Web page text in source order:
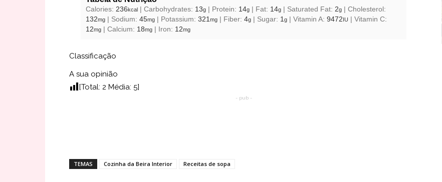
Calories: 236kcal Carbohydrates: 13g Protein: 14g Fat: 14g Saturated Fat: 2g
Cholesterol:
132mg Sodium: 45mg Potassium: 321mg Fiber: 4g Sugar: 1g Vitamin A: 9472 IU
Vitamin C:
12mg Calcium: 18mg Iron: 12mg
Classificação
A sua opinião
[Total: 2 Média: 5]
- pub -
TEMAS Cozinha da Beira Interior Receitas de sopa